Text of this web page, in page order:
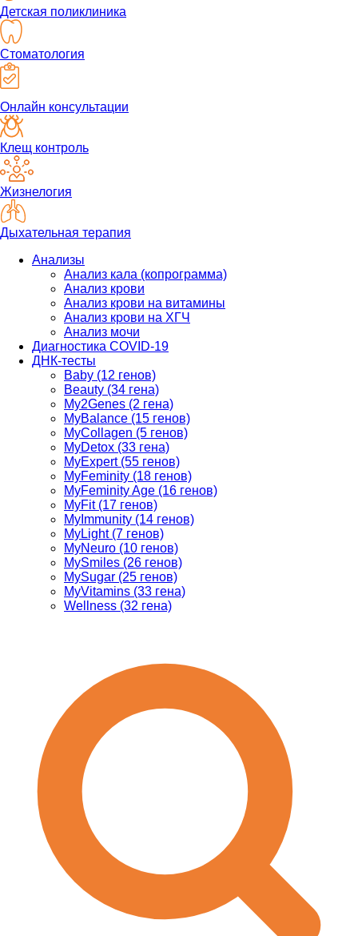
Детская поликлиника
Стоматология
Онлайн консультации
Клещ контроль
Жизнелогия
Дыхательная терапия
Анализы
Анализ кала (копрограмма)
Анализ крови
Анализ крови на витамины
Анализ крови на ХГЧ
Анализ мочи
Диагностика COVID-19
ДНК-тесты
Baby (12 генов)
Beauty (34 гена)
My2Genes (2 гена)
MyBalance (15 генов)
MyCollagen (5 генов)
MyDetox (33 гена)
MyExpert (55 генов)
MyFeminity (18 генов)
MyFeminity Age (16 генов)
MyFit (17 генов)
MyImmunity (14 генов)
MyLight (7 генов)
MyNeuro (10 генов)
MySmiles (26 генов)
MySugar (25 генов)
MyVitamins (33 гена)
Wellness (32 гена)